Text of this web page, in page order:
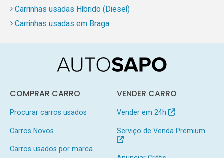
Carrinhas usadas Híbrido (Diesel)
Carrinhas usadas em Braga
COMPRAR CARRO
Procurar carros usados
Carros Novos
Carros usados por marca
VENDER CARRO
Vender em 24h
Serviço de Venda Premium